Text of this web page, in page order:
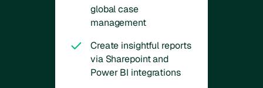
global case
management
Create insightful reports
via Sharepoint and
Power BI integrations